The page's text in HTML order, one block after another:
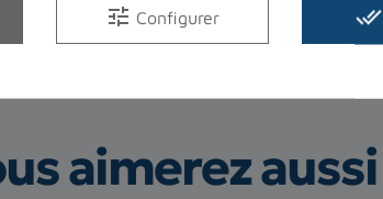
aimerez aussi
tune Configurer done_all